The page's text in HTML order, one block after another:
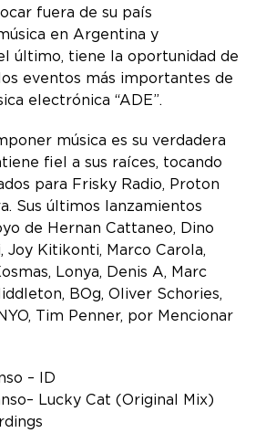
fuera de su país
en Argentina y
último, tiene la oportunidad de
eventos más importantes de
electrónica “ADE”.
música es su verdadera
fiel a sus raíces, tocando
para Frisky Radio, Proton
Sus últimos lanzamientos
de Hernan Cattaneo, Dino
Joy Kitikonti, Marco Carola,
Lonya, Denis A, Marc
BOg, Oliver Schories,
Tim Penner, por Mencionar
– ID
– Lucky Cat (Original Mix)